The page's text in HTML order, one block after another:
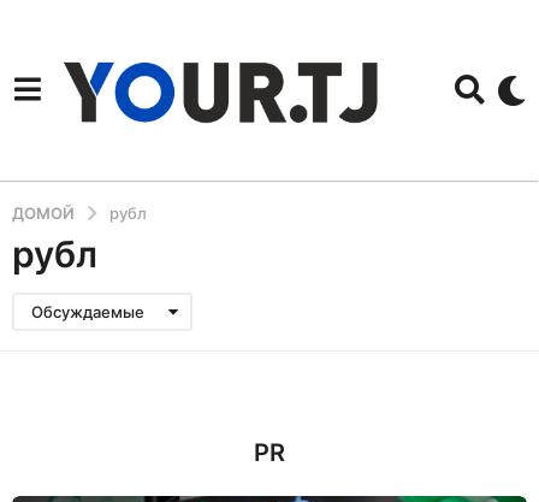
ДОМОЙ рубл
рубл
Обсуждаемые
PR